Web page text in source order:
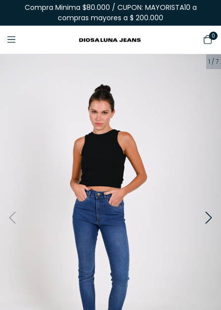
Compra Minima $80.000 / CUPON: MAYORISTA10 a
compras mayores a $ 200.000
0
1 /7